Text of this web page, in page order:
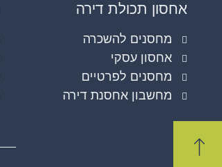
אחסון תכולת דירה
מחסנים להשכרה
אחסון עסקי
מחסנים לפרטיים
מחשבון אחסנת דירה